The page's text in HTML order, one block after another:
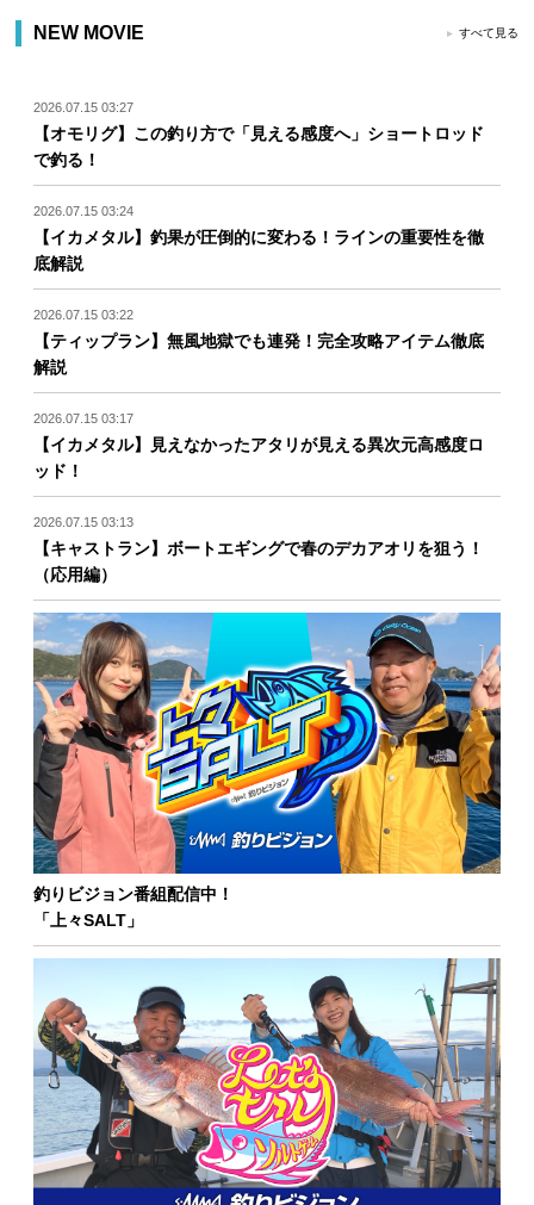
NEW MOVIE すべて見る
2026.07.15 03:27
【オモリグ】この釣り方で「見える感度へ」ショートロッド
で釣る！
2026.07.15 03:24
【イカメタル】釣果が圧倒的に変わる！ラインの重要性を徹
底解説
2026.07.15 03:22
【ティップラン】無風地獄でも連発！完全攻略アイテム徹底
解説
2026.07.15 03:17
【イカメタル】見えなかったアタリが見える異次元高感度ロ
ッド！
2026.07.15 03:13
【キャストラン】ボートエギングで春のデカアオリを狙う！
（応用編）
釣りビジョン番組配信中！
「上々SALT」